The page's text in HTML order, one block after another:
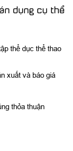
dụng cụ thể
thể dục thể thao
xuất và báo giá
thỏa thuận